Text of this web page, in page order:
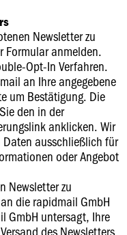
Newsletter zu
Formular anmelden.
Opt-In Verfahren.
an Ihre angegebene
um Bestätigung. Die
den in der
anklicken. Wir
ausschließlich für
oder Angebot
Newsletter zu
die rapidmail GmbH
GmbH untersagt, Ihre
des Newsletters